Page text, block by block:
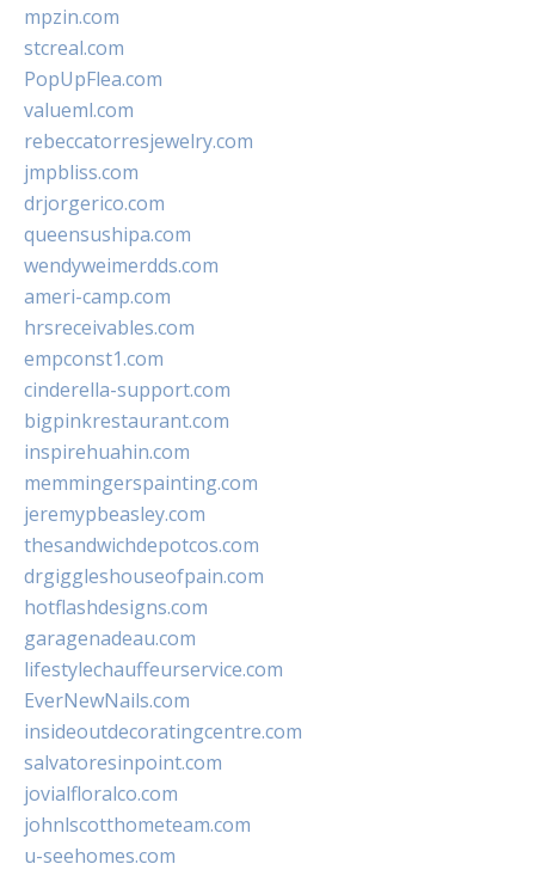
mpzin.com
stcreal.com
PopUpFlea.com
valueml.com
rebeccatorresjewelry.com
jmpbliss.com
drjorgerico.com
queensushipa.com
wendyweimerdds.com
ameri-camp.com
hrsreceivables.com
empconst1.com
cinderella-support.com
bigpinkrestaurant.com
inspirehuahin.com
memmingerspainting.com
jeremypbeasley.com
thesandwichdepotcos.com
drgiggleshouseofpain.com
hotflashdesigns.com
garagenadeau.com
lifestylechauffeurservice.com
EverNewNails.com
insideoutdecoratingcentre.com
salvatoresinpoint.com
jovialfloralco.com
johnlscotthometeam.com
u-seehomes.com